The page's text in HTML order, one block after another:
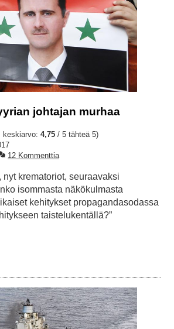
johtajan murhaa
keskiarvo: 4,75 / 5 tähteä 5)
12 Kommenttia
nyt krematoriot, seuraavaksi
isommasta näkökulmasta
kehitykset propagandasodassa
taistelukentällä?”